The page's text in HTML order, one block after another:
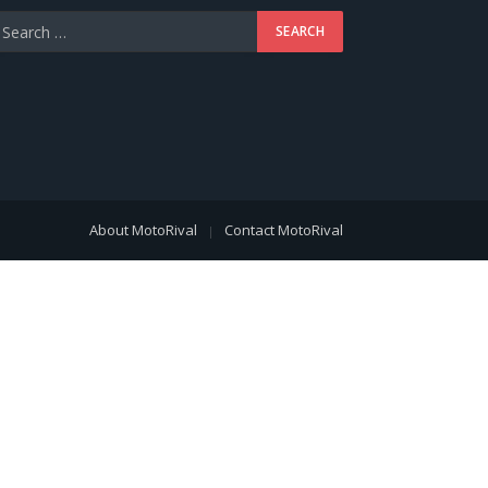
About MotoRival Contact MotoRival